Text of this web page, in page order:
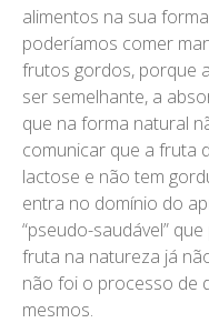
alimentos na sua
poderíamos comer
frutos gordos, porque
ser semelhante, a
que na forma natural
comunicar que a fruta
lactose e não tem
entra no domínio do
“pseudo-saudável”
fruta na natureza já
não foi o processo de
mesmos.